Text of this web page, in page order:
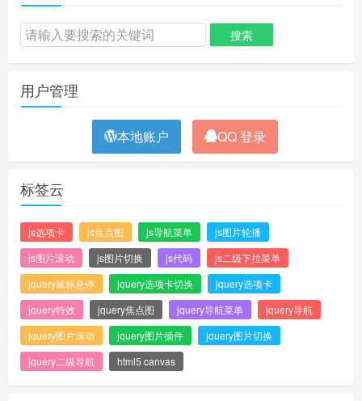
用户管理
本地账户 QQ 登录
标签云
js选项卡 js焦点图 js导航菜单
js图片轮播
js图片滚动
js图片切换 js代码
js二级下拉菜单
jquery鼠标悬停
jquery选项卡切换
jquery选项卡
jquery特效
jquery焦点图 jquery导航菜单
jquery导航
jquery图片滚动
jquery图片插件
jquery图片切换
jquery二级导航
html5 canvas